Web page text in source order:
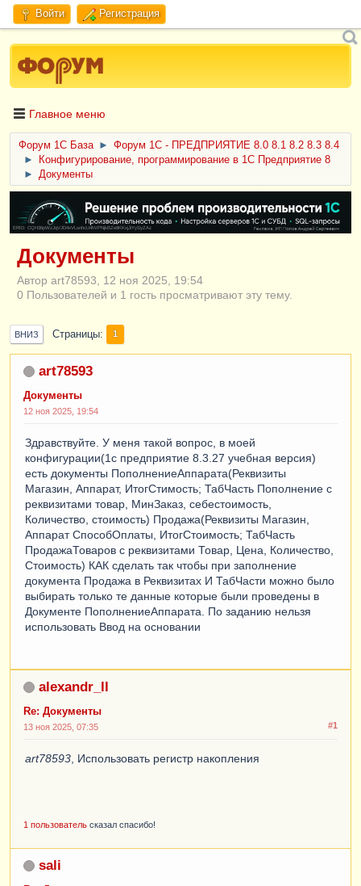
Войти Регистрация
Главное меню
Форум 1C База ►
Форум 1С - ПРЕДПРИЯТИЕ 8.0 8.1 8.2 8.3 8.4
►
Конфигурирование, программирование в 1С Предприятие 8
►
Документы
ERID: CQH36pWzJqVJD4xVLsnhcU4hVPNjkBZe8KKxjJiYySyZAz
Документы
Автор art78593, 12 ноя 2025, 19:54
0 Пользователей и 1 гость просматривают эту тему.
ВНИЗ Страницы 1
art78593
Документы
12 ноя 2025, 19:54
Здравствуйте. У меня такой вопрос, в моей
конфигурации(1с предприятие 8.3.27 учебная версия)
есть документы ПополнениеАппарата(Реквизиты
Магазин, Аппарат, ИтогСтимость; ТабЧасть Пополнение с
реквизитами товар, МинЗаказ, себестоимость,
Количество, стоимость) Продажа(Реквизиты Магазин,
Аппарат СпособОплаты, ИтогСтоимость; ТабЧасть
ПродажаТоваров с реквизитами Товар, Цена, Количество,
Стоимость) КАК сделать так чтобы при заполнение
документа Продажа в Реквизитах И ТабЧасти можно было
выбирать только те данные которые были проведены в
Документе ПополнениеАппарата. По заданию нельзя
использовать Ввод на основании
alexandr_ll
Re: Документы
#1
13 ноя 2025, 07:35
art78593 , Использовать регистр накопления
1 пользователь сказал спасибо!
sali